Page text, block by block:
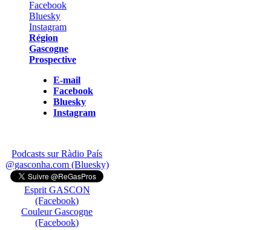
Région
Gascogne
Prospective
E-mail
Facebook
Bluesky
Instagram
Podcasts sur Ràdio País
@gasconha.com (Bluesky)
Esprit GASCON
(Facebook)
Couleur Gascogne
(Facebook)